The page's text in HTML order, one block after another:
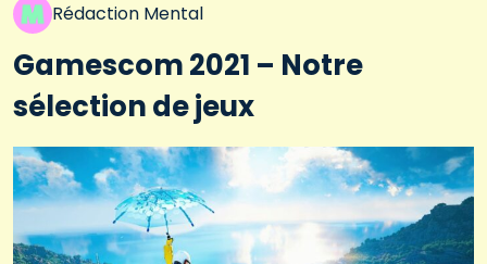
Rédaction Mental
Gamescom 2021 – Notre
sélection de jeux